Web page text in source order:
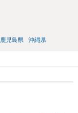
鹿児島県 沖縄県